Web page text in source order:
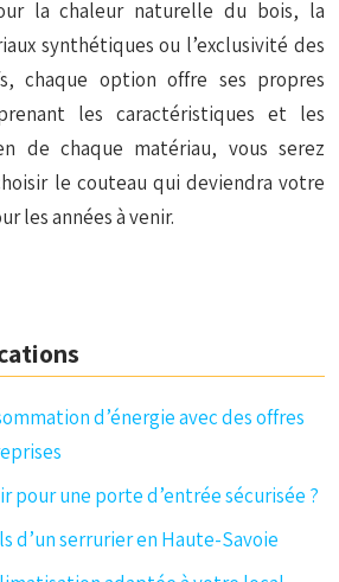
la chaleur naturelle du bois, la
synthétiques ou l’exclusivité des
chaque option offre ses propres
les caractéristiques et les
de chaque matériau, vous serez
le couteau qui deviendra votre
les années à venir.
d’énergie avec des offres
pour une porte d’entrée sécurisée ?
d’un serrurier en Haute-Savoie